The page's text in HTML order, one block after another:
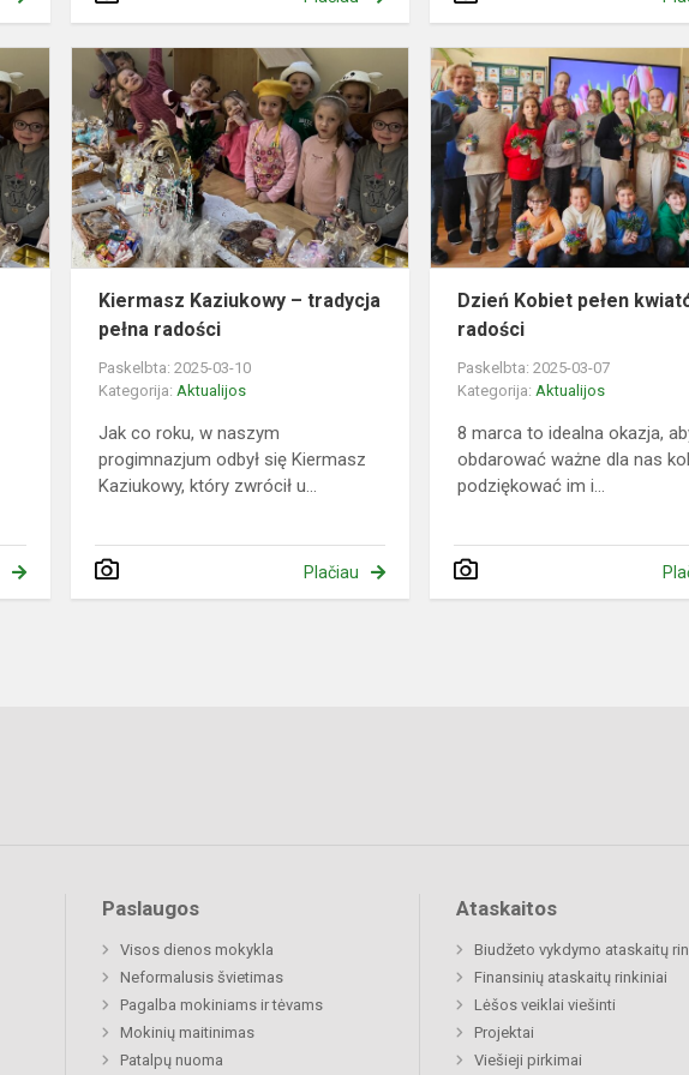
Kaziuko
mugė
–
džiaugsmo
pilna
tradicija
Kiermasz
Kaziukowy
–
tradycja
pełna
radości
Kiermasz Kaziukowy – tradycja
pełna radości
Paskelbta: 2025-03-10
Kategorija:Aktualijos
Jak co roku, w naszym
progimnazjum odbył się Kiermasz
Kaziukowy, który zwrócił u...
Plačiau
Dzień Kobiet pełen
radości
Paskelbta: 2025-03-07
Kategorija:Aktualijos
8 marca to idealna okazja,
obdarować ważne dla nas
podziękować im i...
Paslaugos
Visos dienos mokykla
Neformalusis švietimas
Pagalba mokiniams ir tėvams
Mokinių maitinimas
Patalpų nuoma
Ataskaitos
Biudžeto vykdymo ataskaitų
Finansinių ataskaitų rinkiniai
Lėšos veiklai viešinti
Projektai
Viešieji pirkimai